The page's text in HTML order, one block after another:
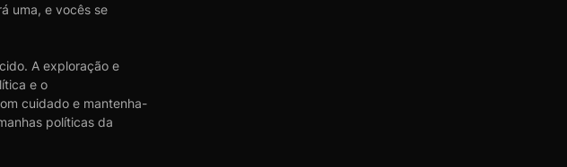
uma, e vocês se
A exploração e
e o
cuidado e mantenha-
políticas da